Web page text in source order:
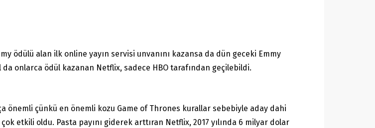
ödülü alan ilk online yayın servisi unvanını kazansa da dün geceki Emmy
onlarca ödül kazanan Netflix, sadece HBO tarafından geçilebildi.
önemli çünkü en önemli kozu Game of Thrones kurallar sebebiyle aday dahi
etkili oldu. Pasta payını giderek arttıran Netflix, 2017 yılında 6 milyar dolar